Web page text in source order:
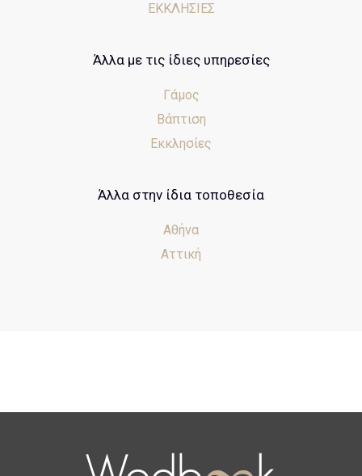
ΕΚΚΛΗΣΙΕΣ
Άλλα με τις ίδιες υπηρεσίες
Γάμος
Βάπτιση
Εκκλησίες
Άλλα στην ίδια τοποθεσία
Αθήνα
Αττική